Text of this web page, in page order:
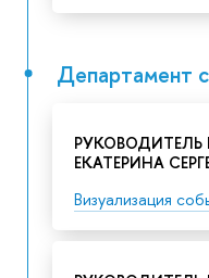
Департамент
ЕКАТЕРИНА
Визуализация